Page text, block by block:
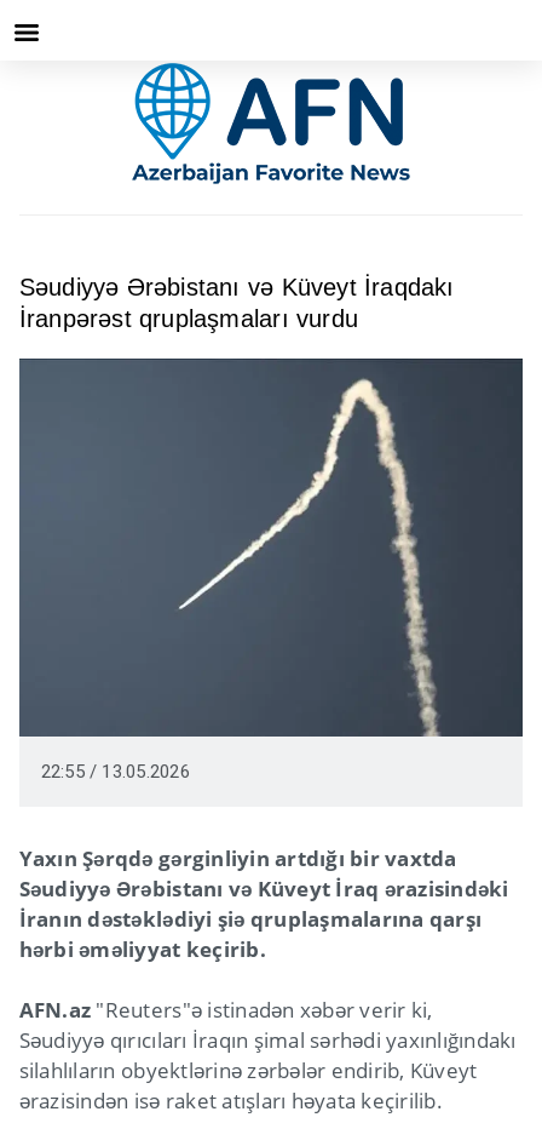
Səudiyyə Ərəbistanı və Küveyt İraqdakı
İranpərəst qruplaşmaları vurdu
22:55 / 13.05.2026
Yaxın Şərqdə gərginliyin artdığı bir vaxtda
Səudiyyə Ərəbistanı və Küveyt İraq ərazisindəki
İranın dəstəklədiyi şiə qruplaşmalarına qarşı
hərbi əməliyyat keçirib.
AFN.az "Reuters"ə istinadən xəbər verir ki,
Səudiyyə qırıcıları İraqın şimal sərhədi yaxınlığındakı
silahlıların obyektlərinə zərbələr endirib, Küveyt
ərazisindən isə raket atışları həyata keçirilib.